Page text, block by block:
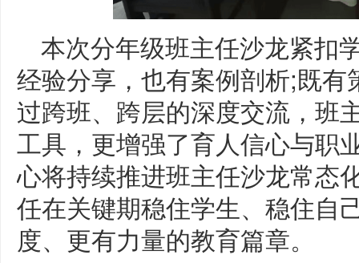
本次分年级班主任沙龙紧扣
经验分享，也有案例剖析;既
过跨班、跨层的深度交流，班
工具，更增强了育人信心与职
心将持续推进班主任沙龙常态
任在关键期稳住学生、稳住自
度、更有力量的教育篇章。